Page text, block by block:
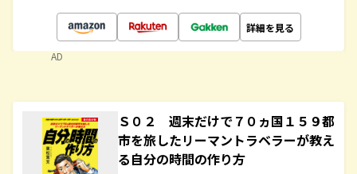
詳細を見る
AD
Ｓ０２ 週末だけで７０ヵ国１５９都
市を旅したリーマントラベラーが教え
る自分の時間の作り方